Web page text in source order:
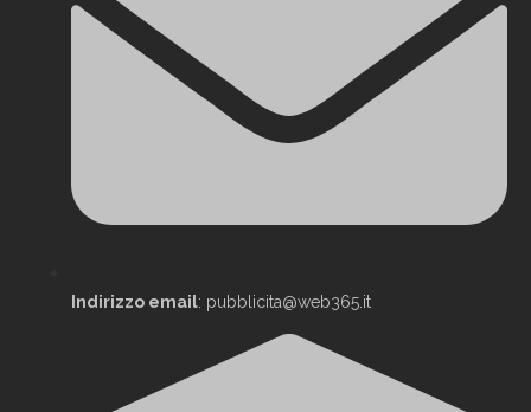
Indirizzo email: pubblicita@web365.it